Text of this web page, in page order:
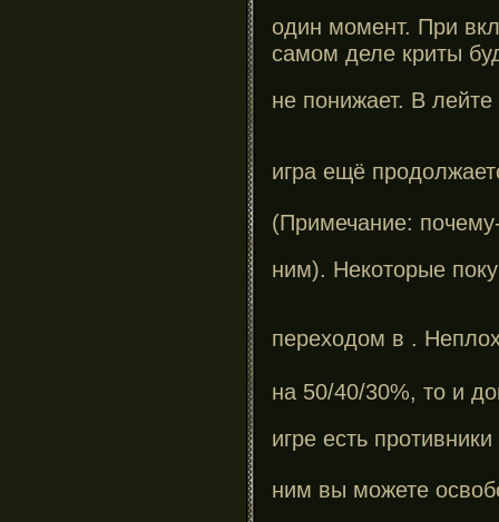
один момент. При
самом деле криты
не понижает. В
игра ещё
(Примечание:
ним). Некоторые
переходом в .
на 50/40/30%, то и
игре есть
ним вы можете